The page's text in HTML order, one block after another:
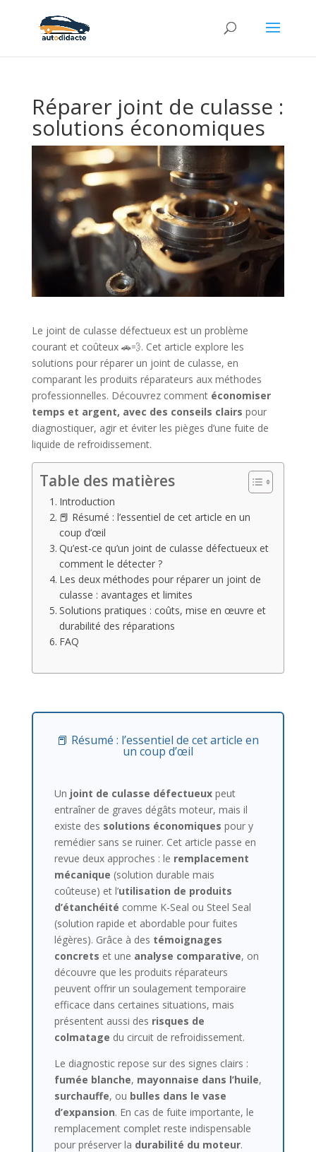
Réparer joint de culasse :
solutions économiques
Le joint de culasse défectueux est un problème
courant et coûteux 🚗💨. Cet article explore les
solutions pour réparer un joint de culasse, en
comparant les produits réparateurs aux méthodes
professionnelles. Découvrez comment économiser
temps et argent, avec des conseils clairs pour
diagnostiquer, agir et éviter les pièges d’une fuite de
liquide de refroidissement.
Table des matières
Introduction
📕 Résumé : l’essentiel de cet article en un
coup d’œil
Qu’est-ce qu’un joint de culasse défectueux et
comment le détecter ?
Les deux méthodes pour réparer un joint de
culasse : avantages et limites
Solutions pratiques : coûts, mise en œuvre et
durabilité des réparations
FAQ
📕 Résumé : l’essentiel de cet article en
un coup d’œil
Un joint de culasse défectueuxpeut
entraîner de graves dégâts moteur, mais il
existe des solutions économiques pour y
remédier sans se ruiner. Cet article passe en
revue deux approches : le remplacement
mécanique (solution durable mais
coûteuse) et l’utilisation de produits
d’étanchéité comme K-Seal ou Steel Seal
(solution rapide et abordable pour fuites
légères). Grâce à des témoignages
concrets et une analyse comparative, on
découvre que les produits réparateurs
peuvent offrir un soulagement temporaire
efficace dans certaines situations, mais
présentent aussi des risques de
colmatage du circuit de refroidissement.
Le diagnostic repose sur des signes clairs :
fumée blanche, mayonnaise dans l’huile,
surchauffe, ou bulles dans le vase
d’expansion. En cas de fuite importante, le
remplacement complet reste indispensable
pour préserver la durabilité du moteur.